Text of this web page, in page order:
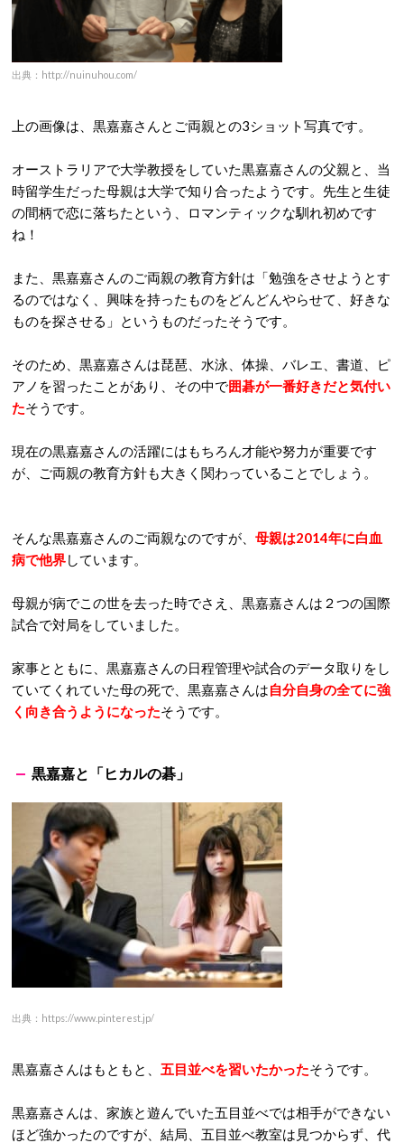
出典：http://nuinuhou.com/
上の画像は、黒嘉嘉さんとご両親との3ショット写真です。
オーストラリアで大学教授をしていた黒嘉嘉さんの父親と、当
時留学生だった母親は大学で知り合ったようです。先生と生徒
の間柄で恋に落ちたという、ロマンティックな馴れ初めです
ね！
また、黒嘉嘉さんのご両親の教育方針は「勉強をさせようとす
るのではなく、興味を持ったものをどんどんやらせて、好きな
ものを探させる」というものだったそうです。
そのため、黒嘉嘉さんは琵琶、水泳、体操、バレエ、書道、ピ
アノを習ったことがあり、その中で囲碁が一番好きだと気付い
たそうです。
現在の黒嘉嘉さんの活躍にはもちろん才能や努力が重要です
が、ご両親の教育方針も大きく関わっていることでしょう。
そんな黒嘉嘉さんのご両親なのですが、 母親は2014年に白血
病で他界しています。
母親が病でこの世を去った時でさえ、黒嘉嘉さんは２つの国際
試合で対局をしていました。
家事とともに、黒嘉嘉さんの日程管理や試合のデータ取りをし
ていてくれていた母の死で、黒嘉嘉さんは自分自身の全てに強
く向き合うようになったそうです。
黒嘉嘉と「ヒカルの碁」
出典：https://www.pinterest.jp/
黒嘉嘉さんはもともと、 五目並べを習いたかったそうです。
黒嘉嘉さんは、家族と遊んでいた五目並べでは相手ができない
ほど強かったのですが、結局、五目並べ教室は見つからず、代